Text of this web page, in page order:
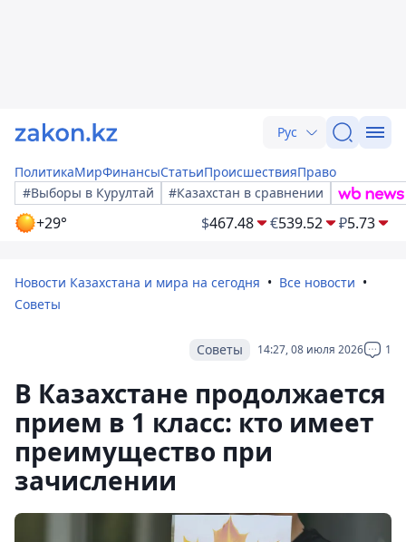
Рус
ПолитикаМирФинансыСтатьиПроисшествияПраво
#Выборы в Курултай
#Казахстан в сравнении
+29° $467.48 €539.52 ₽5.73
Новости Казахстана и мира на сегодня
Все новости
Советы
14:27, 08 июля 2026 1
Советы
В Казахстане продолжается
прием в 1 класс: кто имеет
преимущество при
зачислении